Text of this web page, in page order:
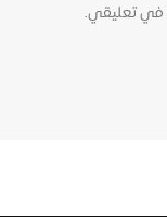
في تعليقي.